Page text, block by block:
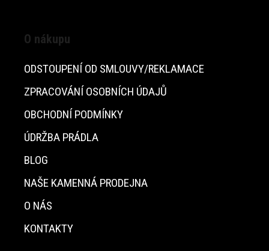
O nákupu
ODSTOUPENÍ OD SMLOUVY/REKLAMACE
ZPRACOVÁNÍ OSOBNÍCH ÚDAJŮ
OBCHODNÍ PODMÍNKY
ÚDRŽBA PRÁDLA
BLOG
NAŠE KAMENNÁ PRODEJNA
O NÁS
KONTAKTY